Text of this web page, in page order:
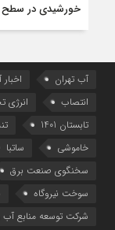
خورشیدی در سطح
آب تهران
انتصاب
انرژی
تابستان 1401
خاموشی
ساتبا
سخنگوی صنعت برق
سوخت نیروگاه
شرکت توسعه منابع آب